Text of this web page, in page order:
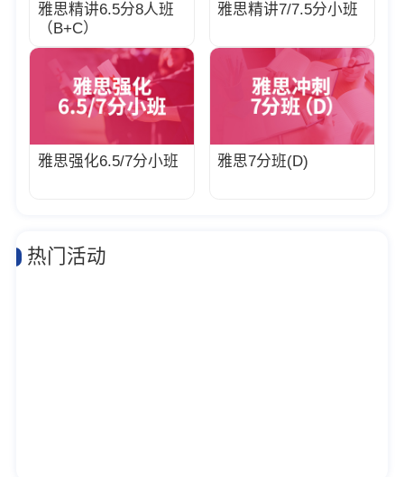
雅思精讲6.5分8人班
（B+C）
雅思精讲7/7.5分小班
雅思强化6.5/7分小班 雅思7分班(D)
热门活动